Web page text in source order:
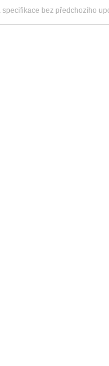
bez předchozího